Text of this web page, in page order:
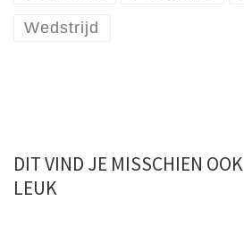
Wedstrijd
DIT VIND JE MISSCHIEN OOK
LEUK